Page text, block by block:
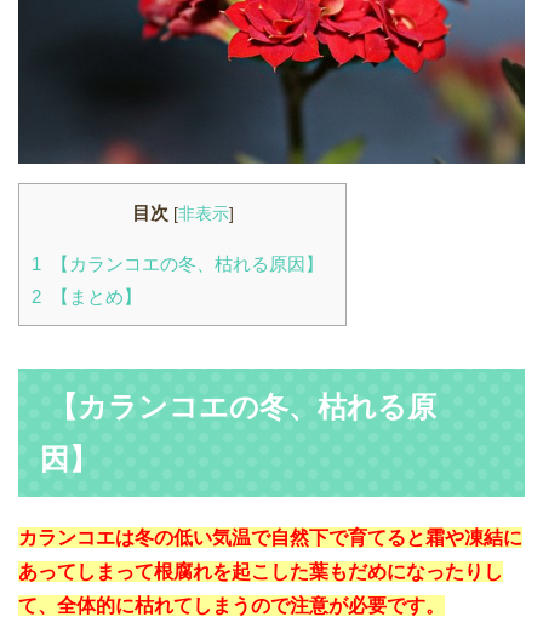
目次 [非表示]
1
【カランコエの冬、枯れる原因】
2 【まとめ】
【カランコエの冬、枯れる原
因】
カランコエは冬の低い気温で自然下で育てると霜や凍結に
あってしまって根腐れを起こした葉もだめになったりし
て、全体的に枯れてしまうので注意が必要です。